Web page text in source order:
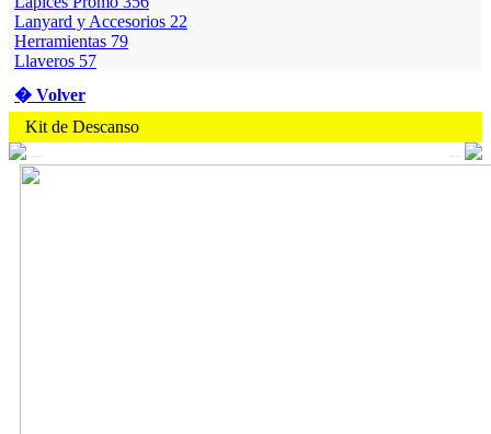
Lanyard y Accesorios 22
Herramientas 79
Llaveros 57
� Volver
Kit de Descanso
--
--